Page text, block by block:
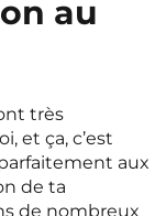
au
très
et ça, c’est
aux
de ta
de nombreux